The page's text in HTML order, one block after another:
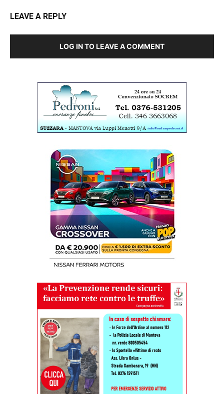
LEAVE A REPLY
LOG IN TO LEAVE A COMMENT